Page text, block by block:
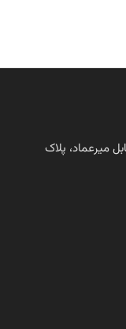
میرعماد، پلاک